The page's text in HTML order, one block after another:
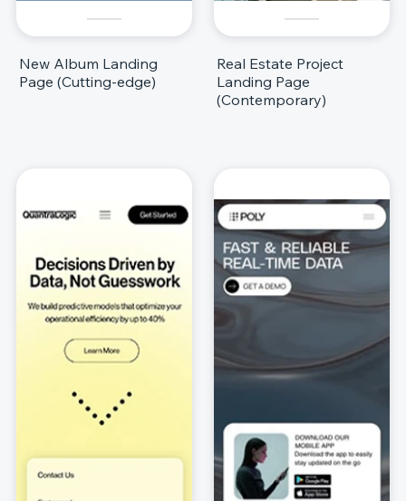
New Album Landing
Page (Cutting-edge)
Real Estate Project
Landing Page
(Contemporary)